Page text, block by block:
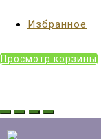
Избранное
Просмотр корзины